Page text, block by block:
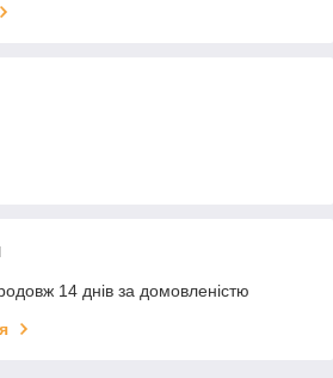
14 днів за домовленістю